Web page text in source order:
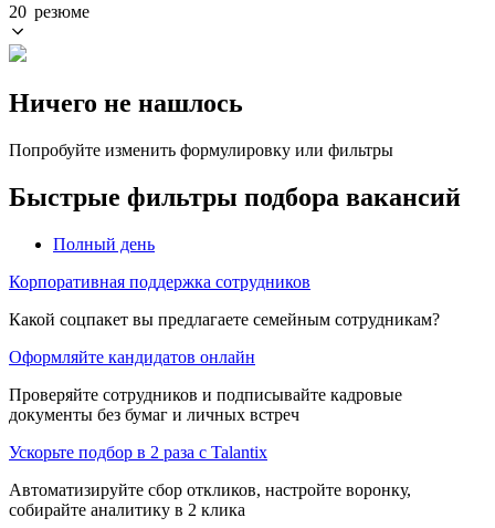
20 резюме
Ничего не нашлось
Попробуйте изменить формулировку или фильтры
Быстрые фильтры подбора вакансий
Полный день
Корпоративная поддержка сотрудников
Какой соцпакет вы предлагаете семейным сотрудникам?
Оформляйте кандидатов онлайн
Проверяйте сотрудников и подписывайте кадровые
документы без бумаг и личных встреч
Ускорьте подбор в 2 раза с Talantix
Автоматизируйте сбор откликов, настройте воронку,
собирайте аналитику в 2 клика